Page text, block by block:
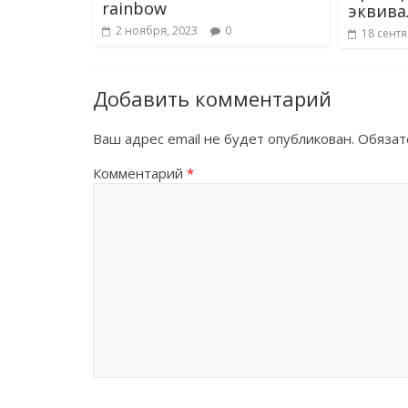
rainbow
2 ноября, 2023 0 18
Добавить комментарий
Ваш адрес email не будет опубликован.
Комментарий *